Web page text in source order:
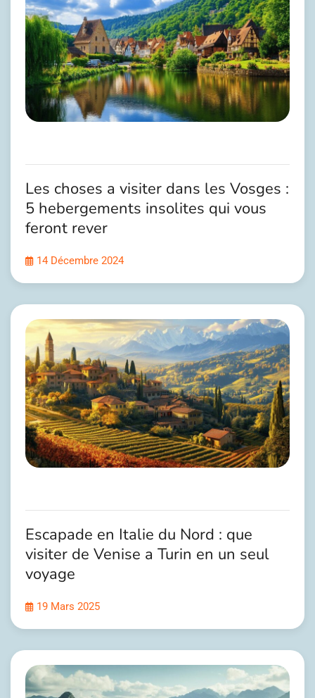
Les choses a visiter dans les Vosges :
5 hebergements insolites qui vous
feront rever
14 Décembre 2024
Escapade en Italie du Nord : que
visiter de Venise a Turin en un seul
voyage
19 Mars 2025